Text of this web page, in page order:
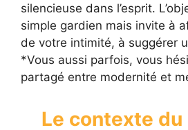
silencieuse dans l’esprit.
simple gardien mais invite à
de votre intimité, à suggérer
*Vous aussi parfois, vous
partagé entre modernité et
Le contexte